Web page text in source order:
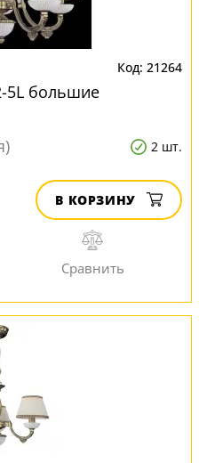
21264
5L большие
2 шт.
В КОРЗИНУ